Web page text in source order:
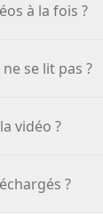
à la fois ?
se lit pas ?
vidéo ?
?